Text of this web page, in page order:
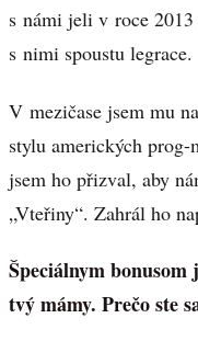
s námi jeli v roce
s nimi spoustu legrace.
V mezičase jsem mu
stylu amerických prog-
jsem ho přizval, aby
„Vteřiny“. Zahrál ho
Špeciálnym bonusom
tvý mámy. Prečo ste